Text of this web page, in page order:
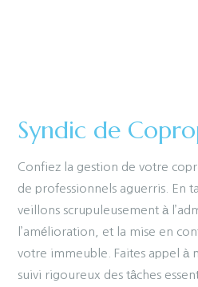
Syndic de
Confiez la gestion de votre
de professionnels aguerris. En
veillons scrupuleusement à
l’amélioration, et la mise en
votre immeuble. Faites appel à
suivi rigoureux des tâches